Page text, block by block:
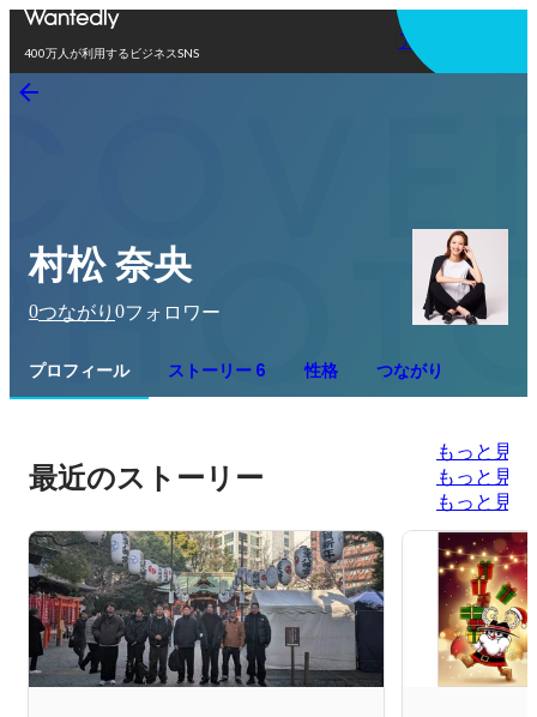
400万人が利用するビジネスSNS
アプリを使う
村松 奈央
0つながり 0フォロワー
プロフィール ストーリー 6 性格 つながり
最近のストーリー
もっと見る
もっと見る
もっと見る